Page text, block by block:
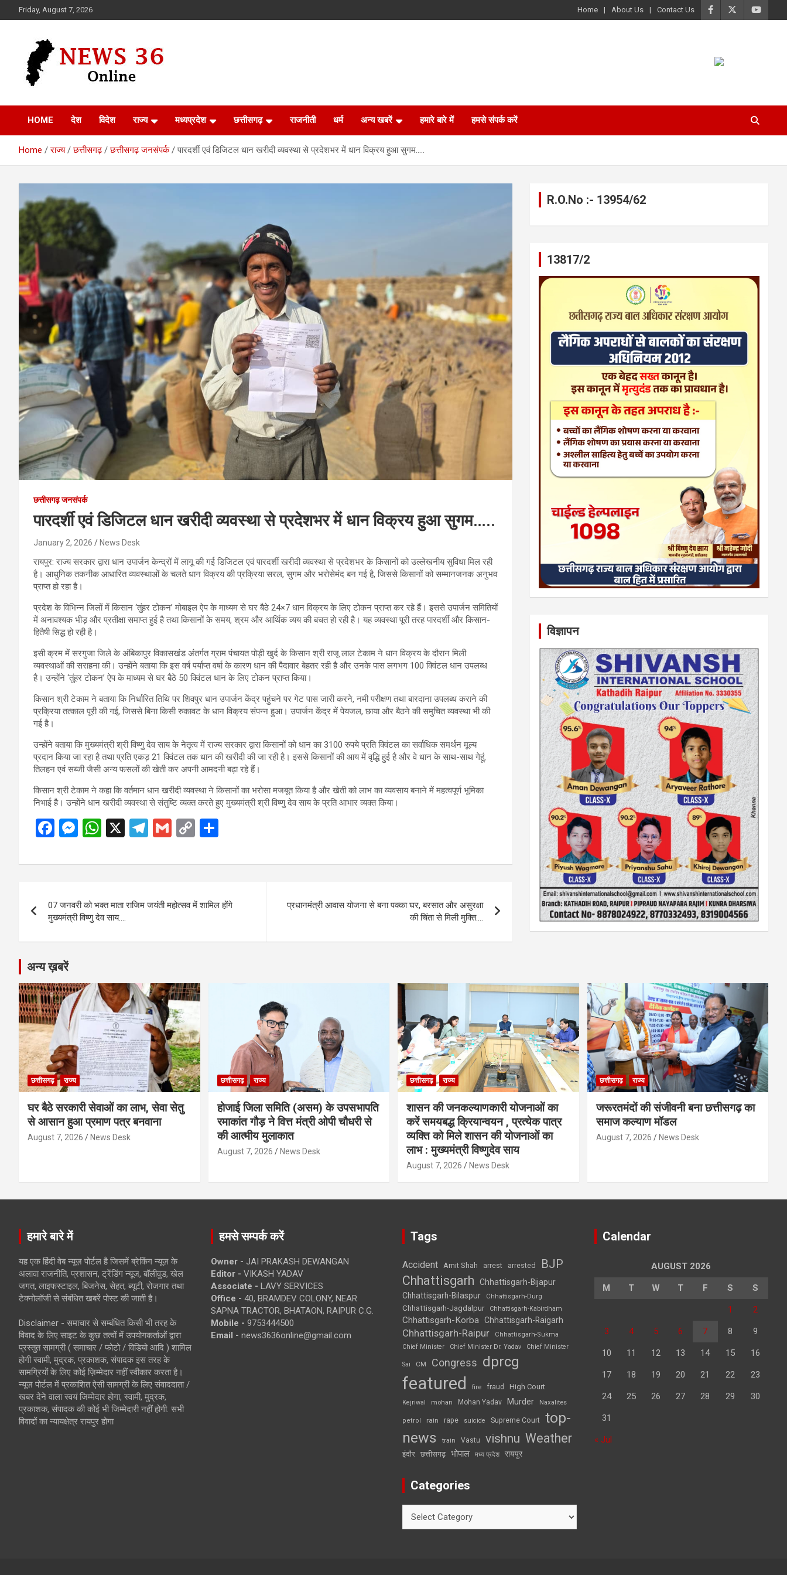
to
Friday, August 7, 2026 Home About Us Contact Us
News 36
HOME देश विदेश राज्य मध्यप्रदेश छत्तीसगढ़ राजनीती धर्म अन्य खबरें हमारे बारे में हमसे संपर्क करें
Home राज्य छत्तीसगढ़ छत्तीसगढ़ जनसंपर्क पारदर्शी एवं डिजिटल धान खरीदी व्यवस्था से प्रदेशभर में धान विक्रय हुआ सुगम…..
छत्तीसगढ़ जनसंपर्क
पारदर्शी एवं डिजिटल धान खरीदी व्यवस्था से प्रदेशभर में धान विक्रय हुआ सुगम…..
January 2, 2026 News Desk
रायपुर: राज्य सरकार द्वारा धान उपार्जन केन्द्रों में लागू की गई डिजिटल एवं पारदर्शी खरीदी व्यवस्था से प्रदेशभर के किसानों को उल्लेखनीय सुविधा मिल रही
है। आधुनिक तकनीक आधारित व्यवस्थाओं के चलते धान विक्रय की प्रक्रिया सरल, सुगम और भरोसेमंद बन गई है, जिससे किसानों को सम्मानजनक अनुभव
प्राप्त हो रहा है।
प्रदेश के विभिन्न जिलों में किसान ‘तुंहर टोकन’ मोबाइल ऐप के माध्यम से घर बैठे 24×7 धान विक्रय के लिए टोकन प्राप्त कर रहे हैं। इससे उपार्जन समितियों
में अनावश्यक भीड़ और प्रतीक्षा समाप्त हुई है तथा किसानों के समय, श्रम और आर्थिक व्यय की बचत हो रही है। यह व्यवस्था पूरी तरह पारदर्शी और किसान-
हितैषी सिद्ध हो रही है।
इसी क्रम में सरगुजा जिले के अंबिकापुर विकासखंड अंतर्गत ग्राम पंचायत पोड़ी खुर्द के किसान श्री राजू लाल टेकाम ने धान विक्रय के दौरान मिली
व्यवस्थाओं की सराहना की। उन्होंने बताया कि इस वर्ष पर्याप्त वर्षा के कारण धान की पैदावार बेहतर रही है और उनके पास लगभग 100 क्विंटल धान उपलब्ध
है। उन्होंने ‘तुंहर टोकन’ ऐप के माध्यम से घर बैठे 50 क्विंटल धान के लिए टोकन प्राप्त किया।
किसान श्री टेकाम ने बताया कि निर्धारित तिथि पर शिवपुर धान उपार्जन केंद्र पहुंचने पर गेट पास जारी करने, नमी परीक्षण तथा बारदाना उपलब्ध कराने की
प्रक्रिया तत्काल पूरी की गई, जिससे बिना किसी रुकावट के धान विक्रय संपन्न हुआ। उपार्जन केंद्र में पेयजल, छाया और बैठने की समुचित व्यवस्था भी की
गई है।
उन्होंने बताया कि मुख्यमंत्री श्री विष्णु देव साय के नेतृत्व में राज्य सरकार द्वारा किसानों को धान का 3100 रुपये प्रति क्विंटल का सर्वाधिक समर्थन मूल्य
प्रदान किया जा रहा है तथा प्रति एकड़ 21 क्विंटल तक धान की खरीदी की जा रही है। इससे किसानों की आय में वृद्धि हुई है और वे धान के साथ-साथ गेहूं,
तिलहन एवं सब्जी जैसी अन्य फसलों की खेती कर अपनी आमदनी बढ़ा रहे हैं।
किसान श्री टेकाम ने कहा कि वर्तमान धान खरीदी व्यवस्था ने किसानों का भरोसा मजबूत किया है और खेती को लाभ का व्यवसाय बनाने में महत्वपूर्ण भूमिका
निभाई है। उन्होंने धान खरीदी व्यवस्था से संतुष्टि व्यक्त करते हुए मुख्यमंत्री श्री विष्णु देव साय के प्रति आभार व्यक्त किया।
F
ce
o
o
k
M
se
g
er
W
at
A
p
p
X
T
e
a
G
ail
C
py
n
ar
navigation
07 जनवरी को भक्त माता राजिम जयंती महोत्सव में शामिल होंगे
मुख्यमंत्री विष्णु देव साय….
प्रधानमंत्री आवास योजना से बना पक्का घर, बरसात और असुरक्षा
की चिंता से मिली मुक्ति….
R.O.No :- 13954/62
13817/2
विज्ञापन
अन्य ख़बरें
छत्तीसगढ़ राज्य
घर बैठे सरकारी सेवाओं का लाभ, सेवा सेतु
से आसान हुआ प्रमाण पत्र बनवाना
August 7, 2026 News Desk
छत्तीसगढ़ राज्य
होजाई जिला समिति (असम) के उपसभापति
रमाकांत गौड़ ने वित्त मंत्री ओपी चौधरी से
की आत्मीय मुलाकात
August 7, 2026 News Desk
छत्तीसगढ़ राज्य
शासन की जनकल्याणकारी योजनाओं का
करें समयबद्ध क्रियान्वयन , प्रत्येक पात्र
व्यक्ति को मिले शासन की योजनाओं का
लाभ : मुख्यमंत्री विष्णुदेव साय
August 7, 2026 News Desk
छत्तीसगढ़ राज्य
जरूरतमंदों की संजीवनी बना छत्तीसगढ़ का
समाज कल्याण मॉडल
August 7, 2026 News Desk
हमारे बारे में
यह एक हिंदी वेब न्यूज़ पोर्टल है जिसमें ब्रेकिंग न्यूज़ के
अलावा राजनीति, प्रशासन, ट्रेंडिंग न्यूज, बॉलीवुड, खेल
जगत, लाइफस्टाइल, बिजनेस, सेहत, ब्यूटी, रोजगार तथा
टेक्नोलॉजी से संबंधित खबरें पोस्ट की जाती है।
Disclaimer - समाचार से सम्बंधित किसी भी तरह के
विवाद के लिए साइट के कुछ तत्वों में उपयोगकर्ताओं द्वारा
प्रस्तुत सामग्री ( समाचार / फोटो / विडियो आदि ) शामिल
होगी स्वामी, मुद्रक, प्रकाशक, संपादक इस तरह के
सामग्रियों के लिए कोई ज़िम्मेदार नहीं स्वीकार करता है।
न्यूज़ पोर्टल में प्रकाशित ऐसी सामग्री के लिए संवाददाता /
खबर देने वाला स्वयं जिम्मेदार होगा, स्वामी, मुद्रक,
प्रकाशक, संपादक की कोई भी जिम्मेदारी नहीं होगी. सभी
विवादों का न्यायक्षेत्र रायपुर होगा
हमसे सम्पर्क करें
Owner - JAI PRAKASH DEWANGAN
Editor - VIKASH YADAV
Associate - LAVY SERVICES
Office - 40, BRAMDEV COLONY, NEAR
SAPNA TRACTOR, BHATAON, RAIPUR C.G.
Mobile - 9753444500
Email - news3636online@gmail.com
Tags
Accident Amit Shah arrest arrested BJP
Chhattisgarh
Chhattisgarh-Bijapur
Chhattisgarh-Bilaspur
Chhattisgarh-Durg
Chhattisgarh-Jagdalpur Chhattisgarh-Kabirdham
Chhattisgarh-Korba Chhattisgarh-Raigarh
Chhattisgarh-Raipur
Chhattisgarh-Sukma
Chief Minister
Chief Minister Dr. Yadav Chief Minister
Sai CM Congress dprcg
featured fire fraud High Court
Kejriwal mohan Mohan Yadav Murder Naxalites
petrol rain rape suicide Supreme Court top-
news
train Vastu vishnu Weather
इंदौर छत्तीसगढ़ भोपाल मध्य प्रदेश रायपुर
Categories
Calendar
AUGUST 2026
M T W T F S S
1 2
3 4 5 6 7 8 9
10 11 12 13 14 15 16
17 18 19 20 21 22 23
24 25 26 27 28 29 30
31
« Jul